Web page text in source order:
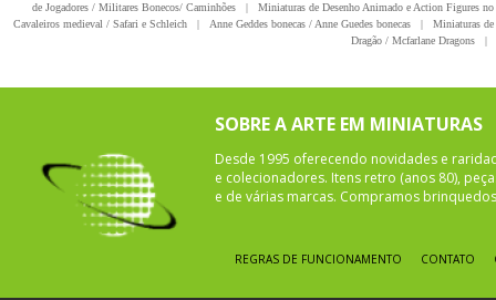
de Jogadores / Militares Bonecos/ Caminhões
|
Miniaturas de Desenho Animado e Action Figures
Cavaleiros medieval / Safari e Schleich
| Anne Geddes bonecas / Anne Guedes bonecas |
Miniaturas
Dragão / Mcfarlane Dragons
|
SOBRE A ARTE EM MINIATURAS
Desde 1995 oferecendo novidades e
e colecionadores. Itens retro (anos 80),
e de várias marcas. Compramos
REGRAS DE FUNCIONAMENTO CONTATO